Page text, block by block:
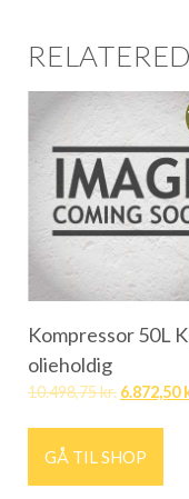
Kompressor 50L
olieholdig
10.498,75kr. 6.872,50
GÅ TIL SHOP